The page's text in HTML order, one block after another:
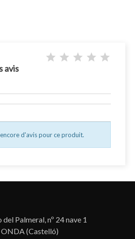
avis
d'avis pour ce produit.
del Palmeral, nº 24 nave 1
(Castelló)